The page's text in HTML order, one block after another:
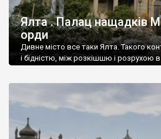
Ялта . Палац нащадків
орди
Дивне місто все таки Ялта. Такого
і бідністю, між розкішшю і розрухою в